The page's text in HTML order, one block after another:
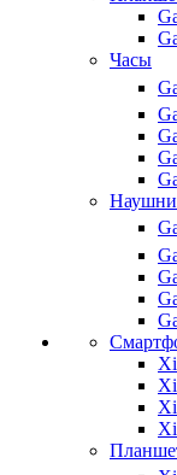
Часы